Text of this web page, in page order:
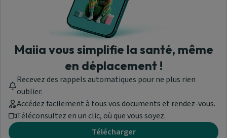
Maiia vous simplifie la santé, même
en déplacement !
Recevez des rappels automatiques pour ne plus rien
oublier.
Accédez facilement à tous vos documents et rendez-vous.
Téléconsultez en un clic, où que vous soyez.
Télécharger